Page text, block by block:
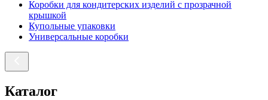
Коробки для кондитерских изделий с прозрачной
крышкой
Купольные упаковки
Универсальные коробки
Каталог